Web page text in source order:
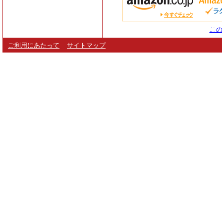
こ
ご利用にあたって サイトマップ